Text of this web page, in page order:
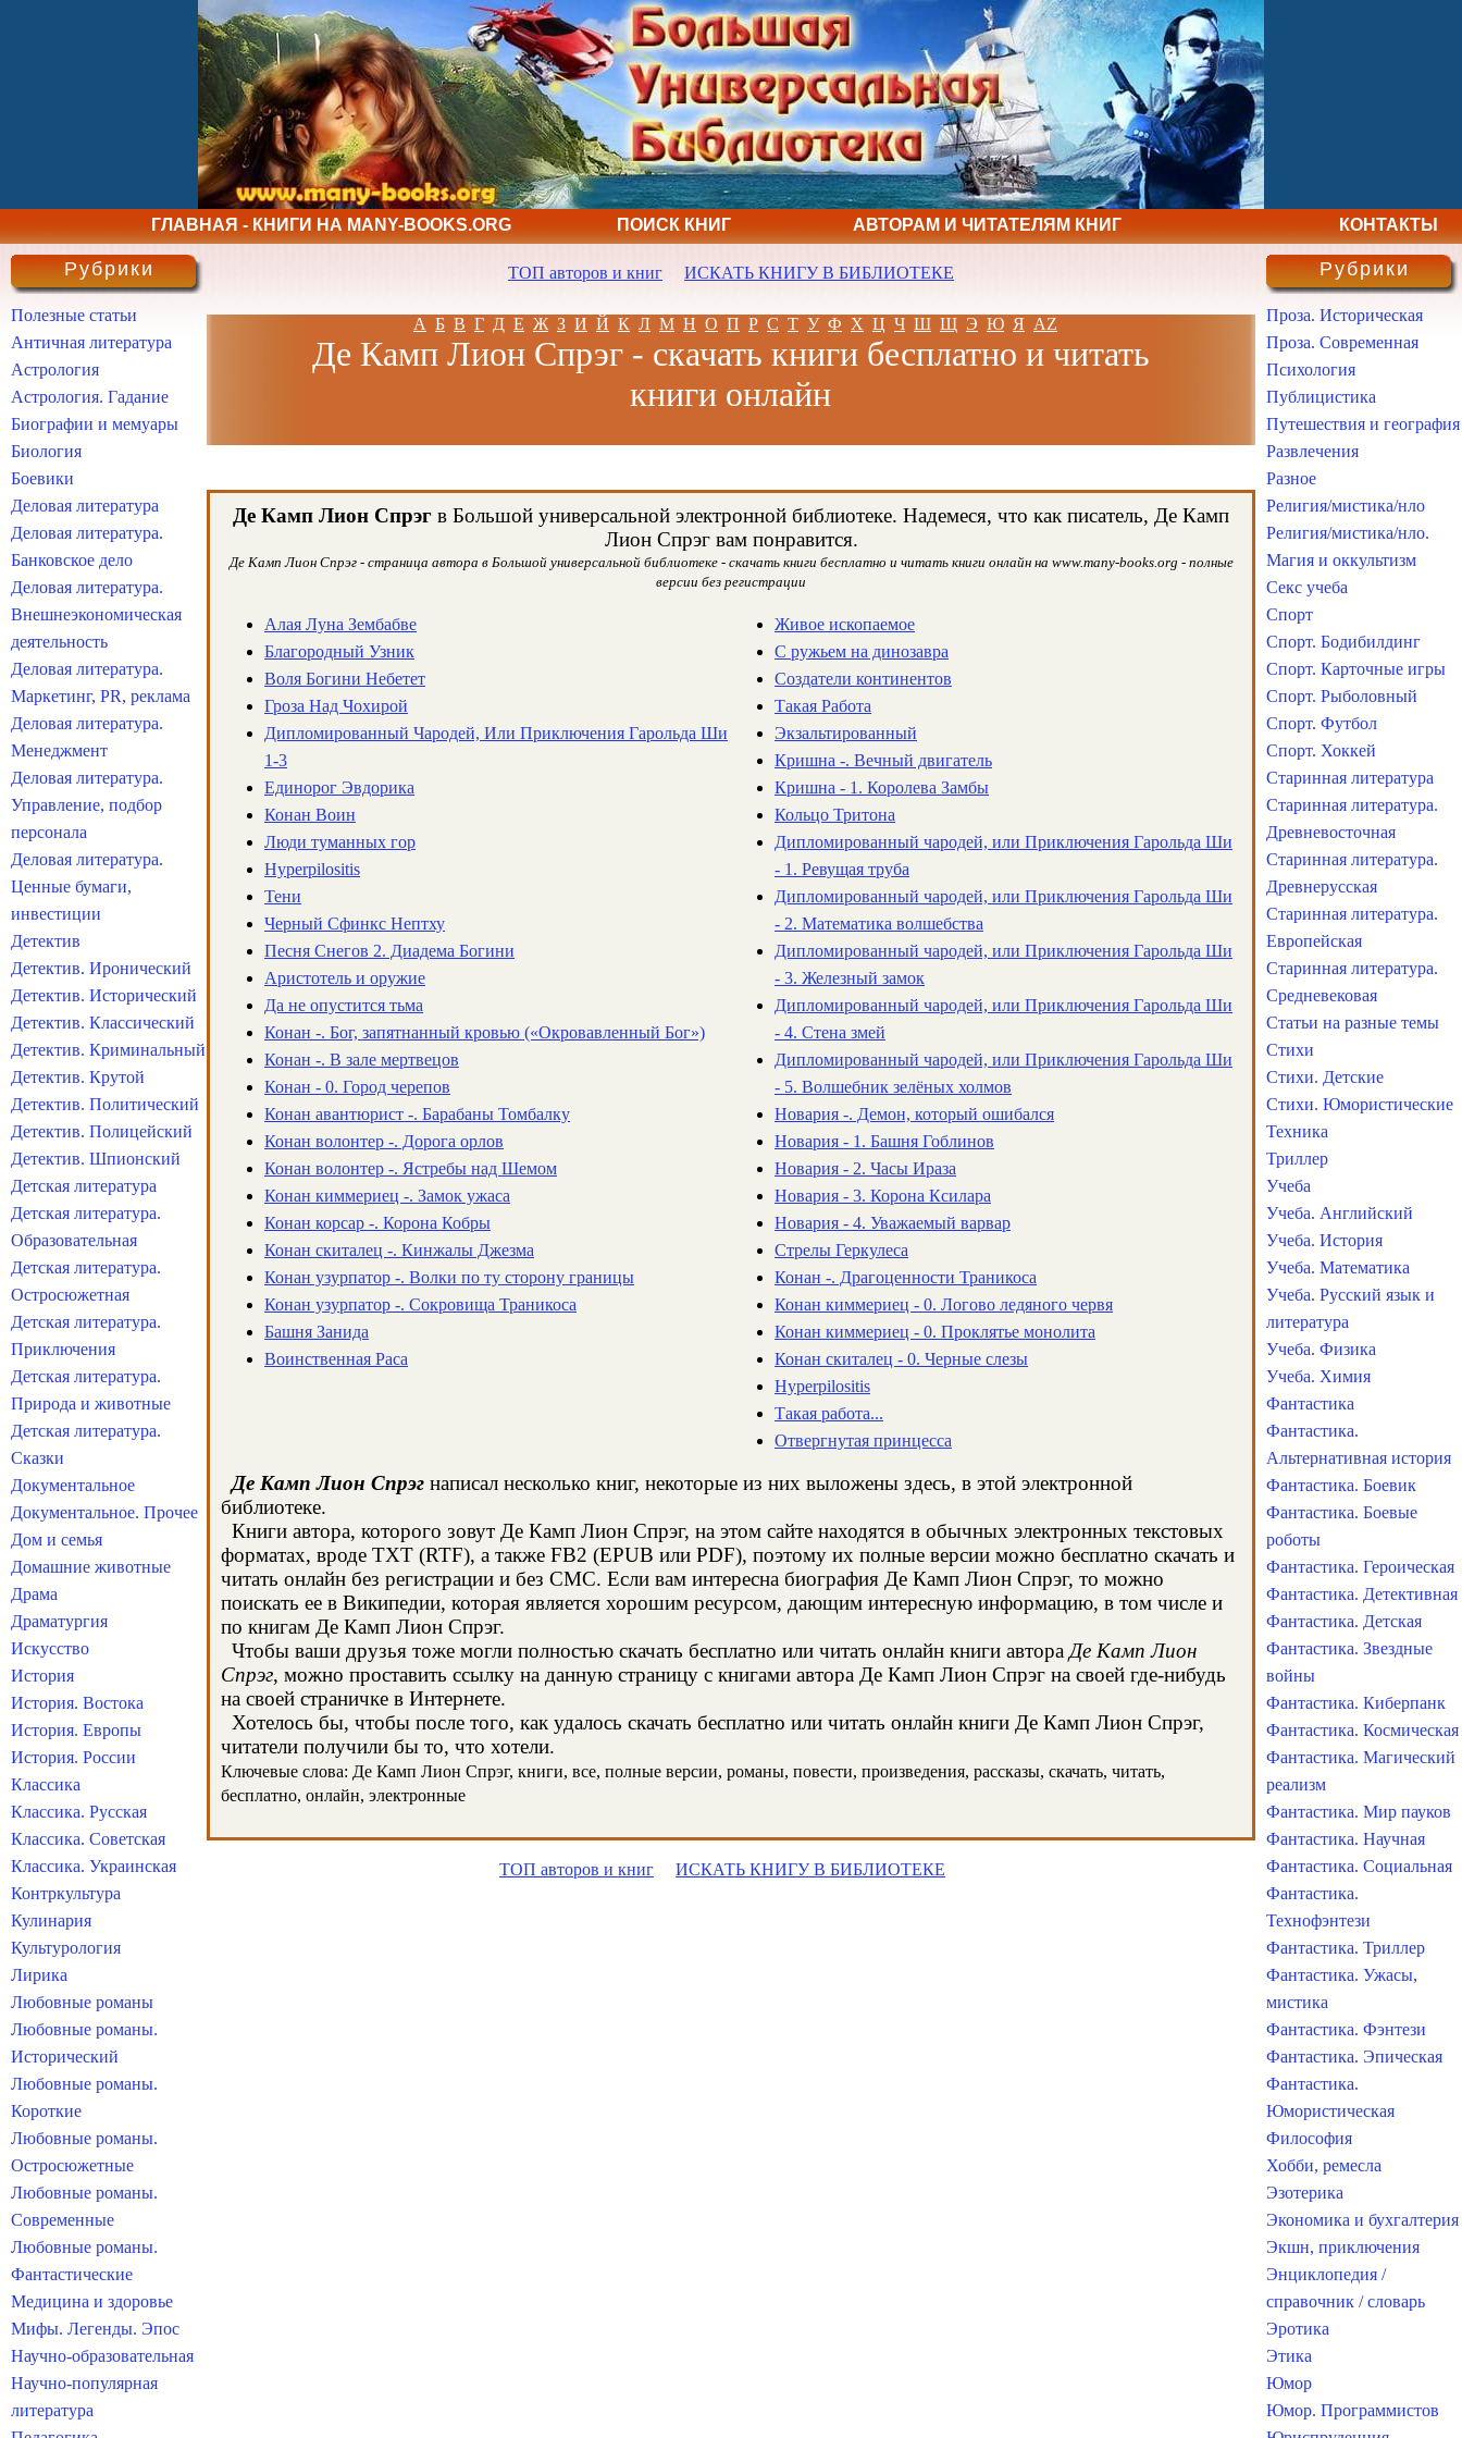
ГЛАВНАЯ - КНИГИ НА MANY-BOOKS.ORG ПОИСК КНИГ АВТОРАМ И ЧИТАТЕЛЯМ КНИГ КОНТАКТЫ
ТОП авторов и книг ИСКАТЬ КНИГУ В БИБЛИОТЕКЕ
А Б В Г Д Е Ж З И Й К Л М Н О П Р С Т У Ф Х Ц Ч Ш Щ Э Ю Я AZ
Де Камп Лион Спрэг - скачать книги бесплатно и читать
книги онлайн
Де Камп Лион Спрэг в Большой универсальной электронной библиотеке. Надемеся, что как писатель, Де Камп
Лион Спрэг вам понравится.
Де Камп Лион Спрэг - страница автора в Большой универсальной библиотеке - скачать книги бесплатно и читать книги онлайн на www.many-books.org - полные
версии без регистрации
Алая Луна Зембабве
Благородный Узник
Воля Богини Небетет
Гроза Над Чохирой
Дипломированный Чародей, Или Приключения Гарольда Ши
1-3
Единорог Эвдорика
Конан Воин
Люди туманных гор
Нyрerрilositis
Тени
Черный Сфинкс Нептху
Песня Снегов 2. Диадема Богини
Аристотель и оружие
Да не опустится тьма
Конан -. Бог, запятнанный кровью («Окровавленный Бог»)
Конан -. В зале мертвецов
Конан - 0. Город черепов
Конан авантюрист -. Барабаны Томбалку
Конан волонтер -. Дорога орлов
Конан волонтер -. Ястребы над Шемом
Конан киммериец -. Замок ужаса
Конан корсар -. Корона Кобры
Конан скиталец -. Кинжалы Джезма
Конан узурпатор -. Волки по ту сторону границы
Конан узурпатор -. Сокровища Траникоса
Башня Занида
Воинственная Раса
Живое ископаемое
С ружьем на динозавра
Создатели континентов
Такая Работа
Экзальтированный
Кришна -. Вечный двигатель
Кришна - 1. Королева Замбы
Кольцо Тритона
Дипломированный чародей, или Приключения Гарольда Ши
- 1. Ревущая труба
Дипломированный чародей, или Приключения Гарольда Ши
- 2. Математика волшебства
Дипломированный чародей, или Приключения Гарольда Ши
- 3. Железный замок
Дипломированный чародей, или Приключения Гарольда Ши
- 4. Стена змей
Дипломированный чародей, или Приключения Гарольда Ши
- 5. Волшебник зелёных холмов
Новария -. Демон, который ошибался
Новария - 1. Башня Гоблинов
Новария - 2. Часы Ираза
Новария - 3. Корона Ксилара
Новария - 4. Уважаемый варвар
Стрелы Геркулеса
Конан -. Драгоценности Траникоса
Конан киммериец - 0. Логово ледяного червя
Конан киммериец - 0. Проклятье монолита
Конан скиталец - 0. Черные слезы
Hyperpilositis
Такая работа...
Отвергнутая принцесса
Де Камп Лион Спрэг написал несколько книг, некоторые из них выложены здесь, в этой электронной
библиотеке.
Книги автора, которого зовут Де Камп Лион Спрэг, на этом сайте находятся в обычных электронных текстовых
форматах, вроде TXT (RTF), а также FB2 (EPUB или PDF), поэтому их полные версии можно бесплатно скачать и
читать онлайн без регистрации и без СМС. Если вам интересна биография Де Камп Лион Спрэг, то можно
поискать ее в Википедии, которая является хорошим ресурсом, дающим интересную информацию, в том числе и
по книгам Де Камп Лион Спрэг.
Чтобы ваши друзья тоже могли полностью скачать бесплатно или читать онлайн книги автора Де Камп Лион
Спрэг, можно проставить ссылку на данную страницу с книгами автора Де Камп Лион Спрэг на своей где-нибудь
на своей страничке в Интернете.
Хотелось бы, чтобы после того, как удалось скачать бесплатно или читать онлайн книги Де Камп Лион Спрэг,
читатели получили бы то, что хотели.
Ключевые слова: Де Камп Лион Спрэг, книги, все, полные версии, романы, повести, произведения, рассказы, скачать, читать,
бесплатно, онлайн, электронные
ТОП авторов и книг ИСКАТЬ КНИГУ В БИБЛИОТЕКЕ
Рубрики
Полезные статьи
Античная литература
Астрология
Астрология. Гадание
Биографии и мемуары
Биология
Боевики
Деловая литература
Деловая литература.
Банковское дело
Деловая литература.
Внешнеэкономическая
деятельность
Деловая литература.
Маркетинг, PR, реклама
Деловая литература.
Менеджмент
Деловая литература.
Управление, подбор
персонала
Деловая литература.
Ценные бумаги,
инвестиции
Детектив
Детектив. Иронический
Детектив. Исторический
Детектив. Классический
Детектив. Криминальный
Детектив. Крутой
Детектив. Политический
Детектив. Полицейский
Детектив. Шпионский
Детская литература
Детская литература.
Образовательная
Детская литература.
Остросюжетная
Детская литература.
Приключения
Детская литература.
Природа и животные
Детская литература.
Сказки
Документальное
Документальное. Прочее
Дом и семья
Домашние животные
Драма
Драматургия
Искусство
История
История. Востока
История. Европы
История. России
Классика
Классика. Русская
Классика. Советская
Классика. Украинская
Контркультура
Кулинария
Культурология
Лирика
Любовные романы
Любовные романы.
Исторический
Любовные романы.
Короткие
Любовные романы.
Остросюжетные
Любовные романы.
Современные
Любовные романы.
Фантастические
Медицина и здоровье
Мифы. Легенды. Эпос
Научно-образовательная
Научно-популярная
литература
Рубрики
Проза. Историческая
Проза. Современная
Психология
Публицистика
Путешествия и география
Развлечения
Разное
Религия/мистика/нло
Религия/мистика/нло.
Магия и оккультизм
Секс учеба
Спорт
Спорт. Бодибилдинг
Спорт. Карточные игры
Спорт. Рыболовный
Спорт. Футбол
Спорт. Хоккей
Старинная литература
Старинная литература.
Древневосточная
Старинная литература.
Древнерусская
Старинная литература.
Европейская
Старинная литература.
Средневековая
Статьи на разные темы
Стихи
Стихи. Детские
Стихи. Юмористические
Техника
Триллер
Учеба
Учеба. Английский
Учеба. История
Учеба. Математика
Учеба. Русский язык и
литература
Учеба. Физика
Учеба. Химия
Фантастика
Фантастика.
Альтернативная история
Фантастика. Боевик
Фантастика. Боевые
роботы
Фантастика. Героическая
Фантастика. Детективная
Фантастика. Детская
Фантастика. Звездные
войны
Фантастика. Киберпанк
Фантастика. Космическая
Фантастика. Магический
реализм
Фантастика. Мир пауков
Фантастика. Научная
Фантастика. Социальная
Фантастика.
Технофэнтези
Фантастика. Триллер
Фантастика. Ужасы,
мистика
Фантастика. Фэнтези
Фантастика. Эпическая
Фантастика.
Юмористическая
Философия
Хобби, ремесла
Эзотерика
Экономика и бухгалтерия
Экшн, приключения
Энциклопедия /
справочник / словарь
Эротика
Этика
Юмор
Юмор. Программистов